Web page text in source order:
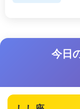
今日